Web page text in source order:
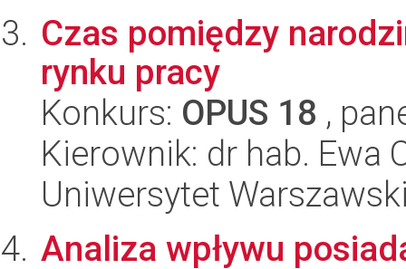
Czas pomiędzy
rynku pracy
Konkurs: OPUS 18 ,
Kierownik: dr hab. Ewa
Uniwersytet
Analiza wpływu